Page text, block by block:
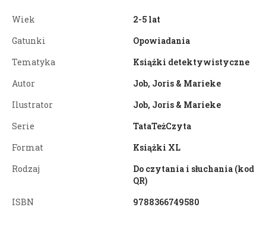
Wiek
2-5 lat
Gatunki
Opowiadania
Tematyka
Książki detektywistyczne
Autor
Job, Joris & Marieke
Ilustrator
Job, Joris & Marieke
Serie
TataTeżCzyta
Format
Książki XL
Rodzaj
Do czytania i słuchania (kod
QR)
ISBN
9788366749580